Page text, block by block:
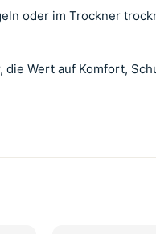
oder im Trockner
die Wert auf Komfort,